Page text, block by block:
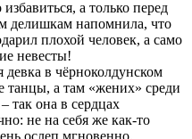
а только перед
делишкам напомнила, что
плохой человек, а само
невесты!
в чёрноколдунском
танцы, а там «жених» среди
так она в сердцах
не на себя же как-то
ослеп мгновенно,